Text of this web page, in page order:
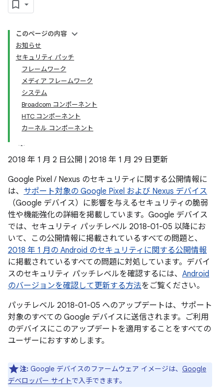
このページの内容
お知らせ
セキュリティ パッチ
フレームワーク
メディア フレームワーク
システム
Broadcom コンポーネント
HTC コンポーネント
カーネル コンポーネント
2018 年 1 月 2 日公開 | 2018 年 1 月 29 日更新
Google Pixel / Nexus のセキュリティに関する公開情報に
は、 サポート対象の Google Pixel および Nexus デバイス
（Google デバイス）に影響を与えるセキュリティの脆弱
性や機能強化の詳細を掲載しています。Google デバイス
では、セキュリティ パッチレベル 2018-01-05 以降にお
いて、この公開情報に掲載されているすべての問題と、
2018 年 1 月の Android のセキュリティに関する公開情報
に掲載されているすべての問題に対処しています。デバイ
スのセキュリティ パッチレベルを確認するには、 Android
のバージョンを確認して更新する方法をご覧ください。
パッチレベル 2018-01-05 へのアップデートは、サポート
対象のすべての Google デバイスに送信されます。ご利用
のデバイスにこのアップデートを適用することをすべての
ユーザーにおすすめします。
注: Google デバイスのファームウェア イメージは、 Google
デベロッパー サイトで入手できます。